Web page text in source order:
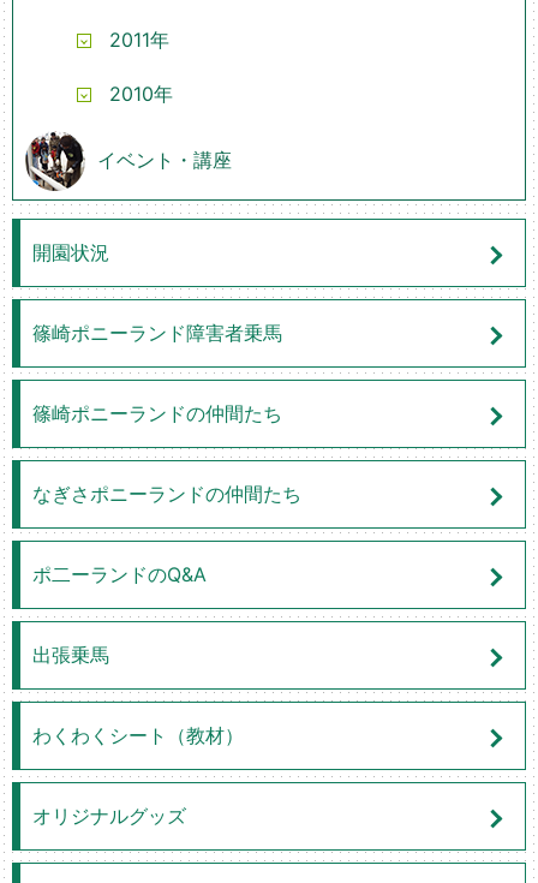
2011年
2010年
イベント・講座
開園状況
篠崎ポニーランド障害者乗馬
篠崎ポニーランドの仲間たち
なぎさポニーランドの仲間たち
ポ二ーランドのQ&A
出張乗馬
わくわくシート（教材）
オリジナルグッズ